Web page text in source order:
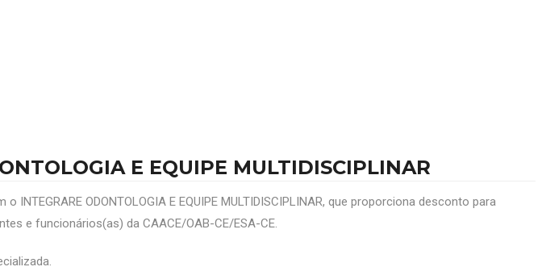
E EQUIPE MULTIDISCIPLINAR
INTEGRARE ODONTOLOGIA E EQUIPE MULTIDISCIPLINAR, que proporciona desconto para
e funcionários(as) da CAACE/OAB-CE/ESA-CE.